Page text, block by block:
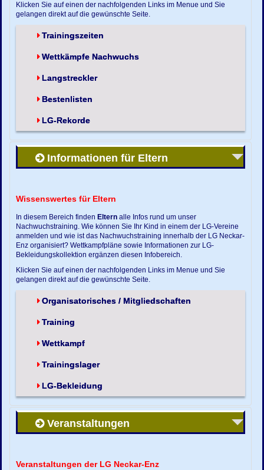
Klicken Sie auf einen der nachfolgenden Links im Menue und Sie
gelangen direkt auf die gewünschte Seite.
Trainingszeiten
Wettkämpfe Nachwuchs
Langstreckler
Bestenlisten
LG-Rekorde
Informationen für Eltern
Wissenswertes für Eltern
In diesem Bereich finden Eltern alle Infos rund um unser
Nachwuchstraining. Wie können Sie Ihr Kind in einem der LG-Vereine
anmelden und wie ist das Nachwuchstraining innerhalb der LG Neckar-
Enz organisiert? Wettkampfpläne sowie Informationen zur LG-
Bekleidungskollektion ergänzen diesen Infobereich.
Klicken Sie auf einen der nachfolgenden Links im Menue und Sie
gelangen direkt auf die gewünschte Seite.
Organisatorisches / Mitgliedschaften
Training
Wettkampf
Trainingslager
LG-Bekleidung
Veranstaltungen
Veranstaltungen der LG Neckar-Enz